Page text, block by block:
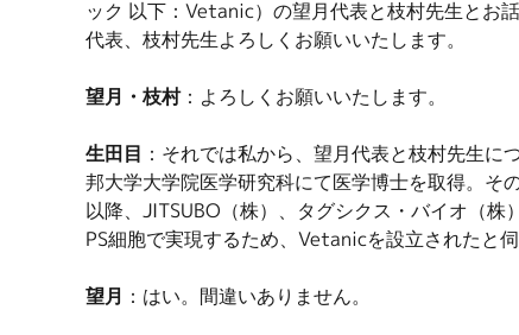
ック 以下：Vetanic）の望月代表と枝村先生とお
代表、枝村先生よろしくお願いいたします。
望月・枝村：よろしくお願いいたします。
生田目
：それでは私から、望月代表と枝村先生
邦大学大学院医学研究科にて医学博士を取得。そ
以降、JITSUBO（株）、タグシクス・バイオ（
PS細胞で実現するため、Vetanicを設立されたと伺
望月 ：はい。間違いありません。